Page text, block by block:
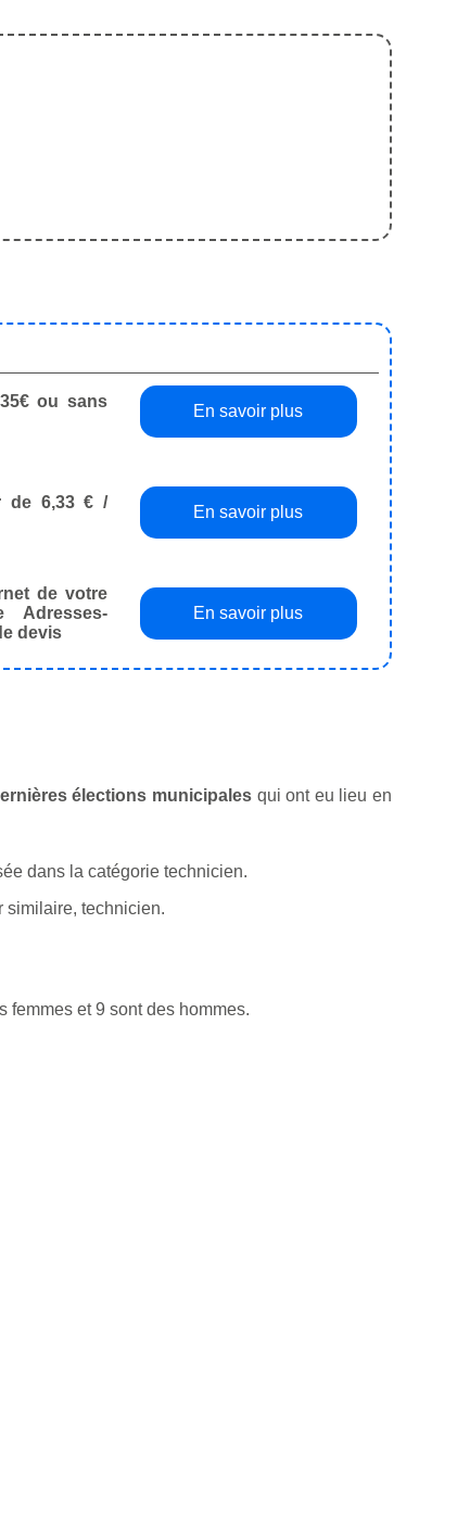
ou sans
En savoir plus
de 6,33 € /
En savoir plus
de votre
devis
En savoir plus
élections municipales qui ont eu lieu en
dans la catégorie technicien.
similaire, technicien.
femmes et 9 sont des hommes.